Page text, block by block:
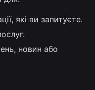
які ви запитуєте.
новин або